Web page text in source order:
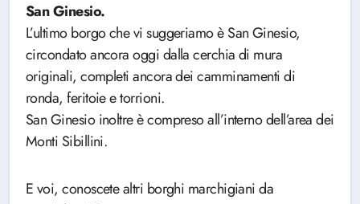
San Ginesio.
L’ultimo borgo che vi suggeriamo è San Ginesio,
circondato ancora oggi dalla cerchia di mura
originali, completi ancora dei camminamenti di
ronda, feritoie e torrioni.
San Ginesio inoltre è compreso all’interno dell’area dei
Monti Sibillini.
E voi, conoscete altri borghi marchigiani da